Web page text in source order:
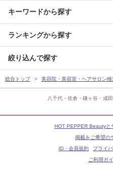
八千代・佐倉・鎌ヶ谷・成
キーワードから探す
ランキングから探す
絞り込んで探す
総合トップ 美容院・美容室・ヘアサロン
HOT PEPPER Beautyと
掲載をご希望の
ID・会員規約
プライ
ご利用ガ